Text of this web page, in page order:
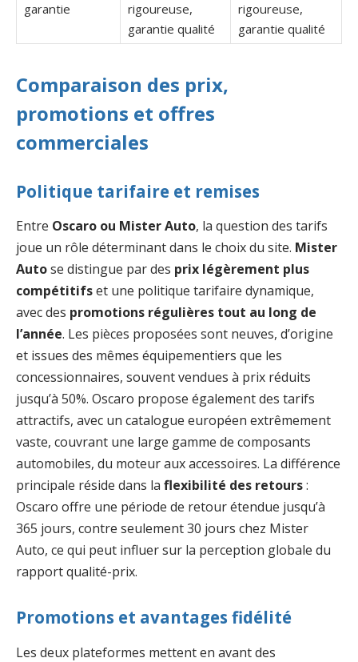
garantie
rigoureuse,
garantie qualité
rigoureuse,
garantie qualité
Comparaison des prix,
promotions et offres
commerciales
Politique tarifaire et remises
Entre Oscaro ou Mister Auto, la question des tarifs
joue un rôle déterminant dans le choix du site. Mister
Autose distingue par des prix légèrement plus
compétitifset une politique tarifaire dynamique,
avec des promotions régulières tout au long de
l’année. Les pièces proposées sont neuves, d’origine
et issues des mêmes équipementiers que les
concessionnaires, souvent vendues à prix réduits
jusqu’à 50%. Oscaro propose également des tarifs
attractifs, avec un catalogue européen extrêmement
vaste, couvrant une large gamme de composants
automobiles, du moteur aux accessoires. La différence
principale réside dans la flexibilité des retours:
Oscaro offre une période de retour étendue jusqu’à
365 jours, contre seulement 30 jours chez Mister
Auto, ce qui peut influer sur la perception globale du
rapport qualité-prix.
Promotions et avantages fidélité
Les deux plateformes mettent en avant des